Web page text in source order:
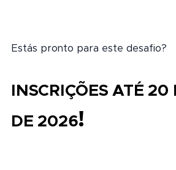
Estás pronto para este desafio?
INSCRIÇÕES ATÉ
DE 2026!